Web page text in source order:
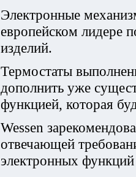
Электронные
европейском лидере
изделий.
Термостаты
дополнить уже
функцией, которая
Wessen
отвечающей
электронных